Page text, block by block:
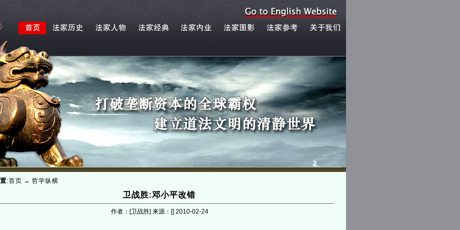
:首页 → 哲学纵横
卫战胜:邓小平改错
作者：[卫战胜] 来源：[] 2010-02-24